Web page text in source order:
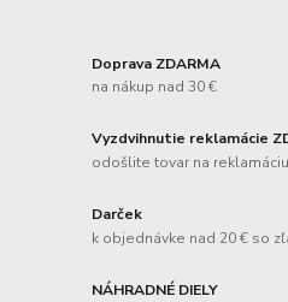
Doprava ZDARMA
na nákup nad 30 €
Vyzdvihnutie reklamácie
odošlite tovar na
Darček
k objednávke nad 20 € so
NÁHRADNÉ DIELY